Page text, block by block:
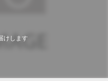
けします